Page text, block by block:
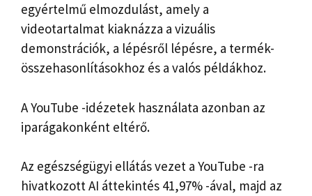
egyértelmű elmozdulást, amely a
videotartalmat kiaknázza a vizuális
demonstrációk, a lépésről lépésre, a termék-
összehasonlításokhoz és a valós példákhoz.
A YouTube -idézetek használata azonban az
iparágakonként eltérő.
Az egészségügyi ellátás vezet a YouTube -ra
hivatkozott AI áttekintés 41,97% -ával, majd az